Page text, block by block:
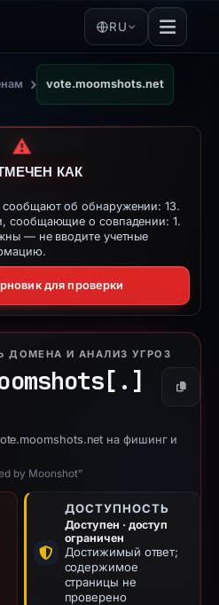
RU
› vote.moomshots.net
⚠️
КАК
об обнаружении: 13.
сообщающие о совпадении: 1.
— не вводите учетные
для проверки
ДОМЕНА И АНАЛИЗ УГРОЗ
на фишинг и
by Moonshot”
ДОСТУПНОСТЬ
Доступен · доступ
ограничен
Достижимый ответ;
содержимое
страницы не
проверено